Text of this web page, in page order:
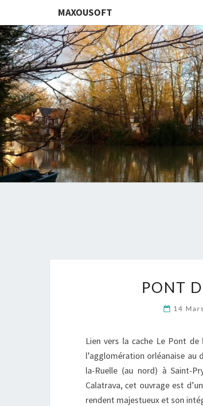
MAXOUSOFT
PONT
14
Lien vers la cache Le Pont
l’agglomération orléanaise au
la-Ruelle (au nord) à Saint-
Calatrava, cet ouvrage est
rendent majestueux et son